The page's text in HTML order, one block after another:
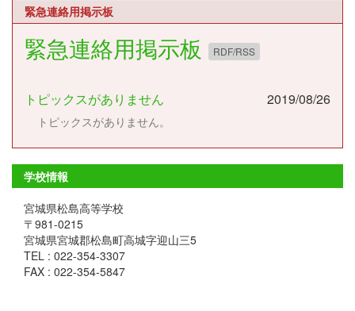
緊急連絡用掲示板
緊急連絡用掲示板 RDF/RSS
トピックスがありません 2019/08/26
トピックスがありません。
学校情報
宮城県松島高等学校
〒981-0215
宮城県宮城郡松島町高城字迎山三5
TEL : 022-354-3307
FAX : 022-354-5847